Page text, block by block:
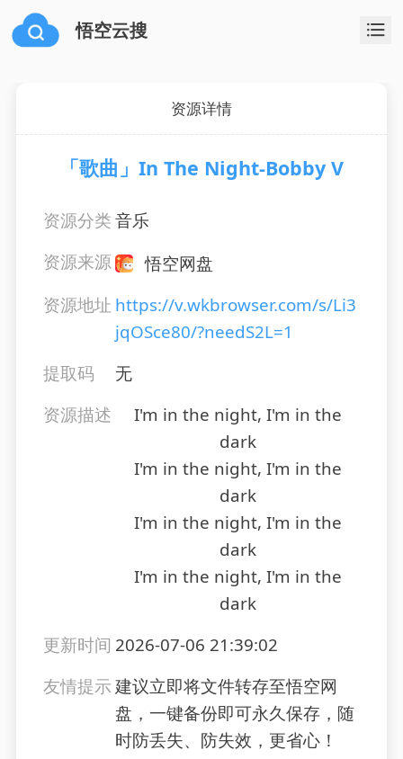
悟空云搜
资源详情
「歌曲」In The Night-Bobby V
资源分类音乐
资源来源
悟空网盘
资源地址 https://v.wkbrowser.com/s/Li3
jqOSce80/?needS2L=1
提取码
无
资源描述
I'm in the night, I'm in the
dark
I'm in the night, I'm in the
dark
I'm in the night, I'm in the
dark
I'm in the night, I'm in the
dark
更新时间 2026-07-06 21:39:02
友情提示建议立即将文件转存至悟空网
盘，一键备份即可永久保存，随
时防丢失、防失效，更省心！